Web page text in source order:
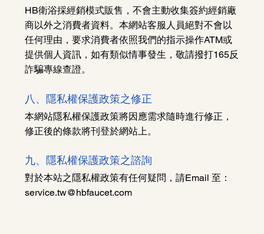
HB衛浴採經銷模式販售，不會主動收集簽約經銷廠
商以外之消費者資料。本網站客服人員絕對不會以
任何理由，要求消費者依照我們的指示操作ATM或
提供個人資訊，如有類似情事發生，敬請撥打165反
詐騙專線查證。
八、隱私權保護政策之修正
本網站隱私權保護政策將因應需求隨時進行修正，
修正後的條款將刊登於網站上。
九、隱私權保護政策之諮詢
對於本站之隱私權政策有任何疑問，請Email 至：
service.tw@hbfaucet.com